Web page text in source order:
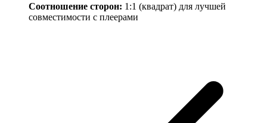
Соотношение сторон: 1:1 (квадрат) для лучшей
совместимости с плеерами